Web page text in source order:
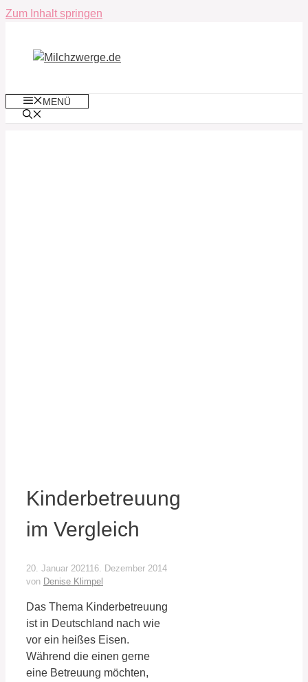
Zum Inhalt springen
MENÜ
Kinderbetreuung
im Vergleich
20. Januar 2021 16. Dezember 2014
von Denise Klimpel
Das Thema Kinderbetreuung
ist in Deutschland nach wie
vor ein heißes Eisen.
Während die einen gerne
eine Betreuung möchten,